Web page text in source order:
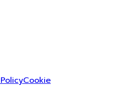
Cookie